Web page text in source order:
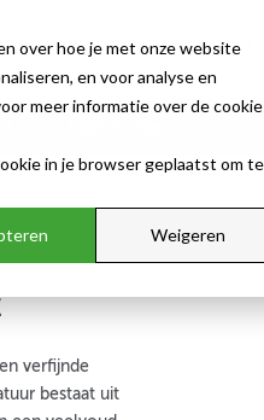
over hoe je met onze website
en voor analyse en
meer informatie over de
in je browser geplaatst om te
Weigeren
verfijnde
bestaat uit